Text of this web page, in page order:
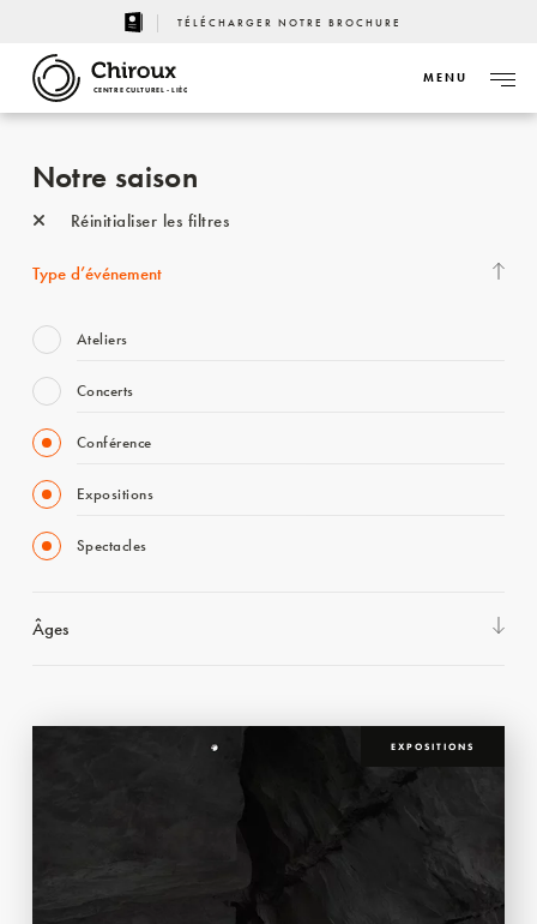
TÉLÉCHARGER NOTRE BROCHURE
CENTRE CULTUREL - LIÈGE
MENU
Notre saison
Réinitialiser les filtres
Type d’événement
Ateliers
Concerts
Conférence
Expositions
Spectacles
Âges
EXPOSITIONS